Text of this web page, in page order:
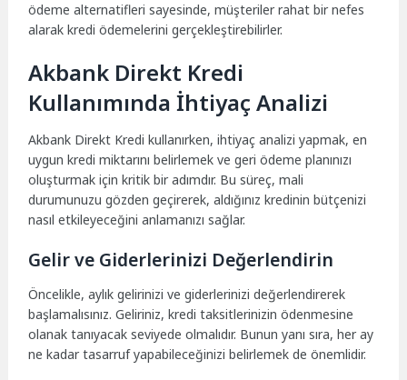
ödeme alternatifleri sayesinde, müşteriler rahat bir nefes
alarak kredi ödemelerini gerçekleştirebilirler.
Akbank Direkt Kredi
Kullanımında İhtiyaç Analizi
Akbank Direkt Kredi kullanırken, ihtiyaç analizi yapmak, en
uygun kredi miktarını belirlemek ve geri ödeme planınızı
oluşturmak için kritik bir adımdır. Bu süreç, mali
durumunuzu gözden geçirerek, aldığınız kredinin bütçenizi
nasıl etkileyeceğini anlamanızı sağlar.
Gelir ve Giderlerinizi Değerlendirin
Öncelikle, aylık gelirinizi ve giderlerinizi değerlendirerek
başlamalısınız. Geliriniz, kredi taksitlerinizin ödenmesine
olanak tanıyacak seviyede olmalıdır. Bunun yanı sıra, her ay
ne kadar tasarruf yapabileceğinizi belirlemek de önemlidir.